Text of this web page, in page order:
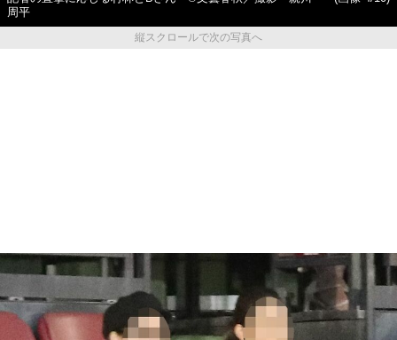
周平
縦スクロールで次の写真へ